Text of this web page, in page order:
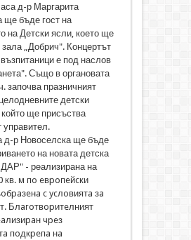
д-р Маргарита
ще бъде гост на
на Детски ясли, което ще
зала „Добрич". Концертът
е под наслов
Също в органовата
започва празничният
детски
който ще присъства
управител.
р Новоселска ще бъде
на новата детска
- реализирана на
кв. м пo eвpoпeйcки
c ycлoвиятa зa
Блaгoтвopитeлният
чpeз
пoдкpeпa нa